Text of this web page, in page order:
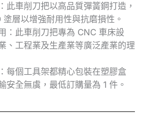
此車削刀把以高品質彈簧鋼打造，
塗層以增強耐用性與抗磨損性。
：此車削刀把專為 CNC 車床設
、工程業及生產業等廣泛產業的理
每個工具架都精心包裝在塑膠盒
安全無虞，最低訂購量為 1 件。